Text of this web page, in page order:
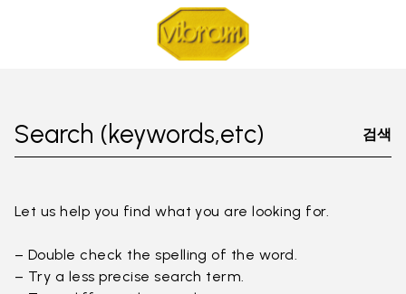
Search (keywords,etc) 검색
Let us help you find what you are looking for.
– Double check the spelling of the word.
– Try a less precise search term.